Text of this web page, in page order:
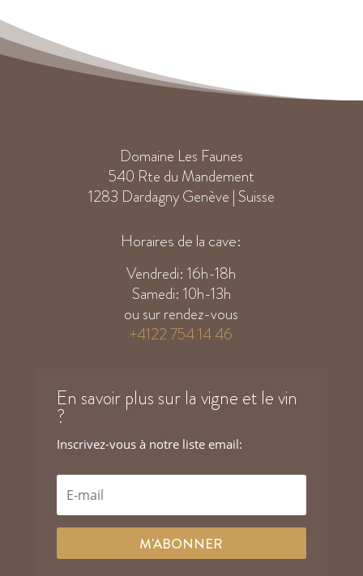
Domaine Les Faunes
540 Rte du Mandement
1283 Dardagny Genève | Suisse
Horaires de la cave:
Vendredi: 16h-18h
Samedi: 10h-13h
ou sur rendez-vous
+4122 754 14 46
En savoir plus sur la vigne et le vin
?
Inscrivez-vous à notre liste email:
M'ABONNER